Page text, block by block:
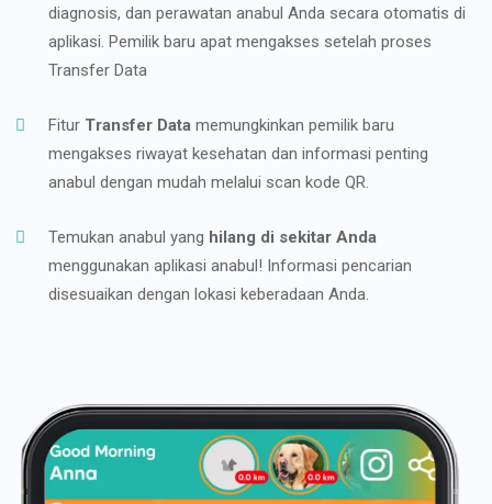
diagnosis, dan perawatan anabul Anda secara otomatis di
aplikasi. Pemilik baru apat mengakses setelah proses
Transfer Data
Fitur Transfer Data memungkinkan pemilik baru
mengakses riwayat kesehatan dan informasi penting
anabul dengan mudah melalui scan kode QR.
Temukan anabul yang hilang di sekitar Anda
menggunakan aplikasi anabul! Informasi pencarian
disesuaikan dengan lokasi keberadaan Anda.